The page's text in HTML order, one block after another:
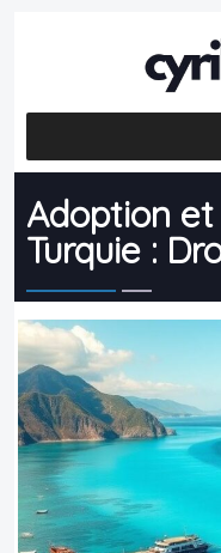
Adoption
Turquie :